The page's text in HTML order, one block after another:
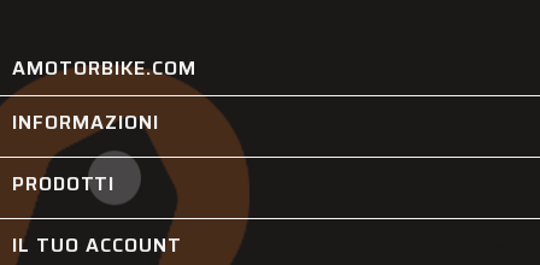
AMOTORBIKE.COM
INFORMAZIONI
PRODOTTI
IL TUO ACCOUNT